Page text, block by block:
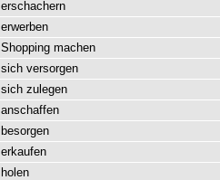
erschachern
erwerben
Shopping machen
sich versorgen
sich zulegen
anschaffen
besorgen
erkaufen
holen